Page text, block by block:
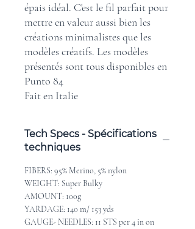
épais idéal. C'est le fil parfait pour
mettre en valeur aussi bien les
créations minimalistes que les
modèles créatifs. Les modèles
présentés sont tous disponibles en
Punto 84
Fait en Italie
Tech Specs - Spécifications
techniques
FIBERS: 95% Merino, 5% nylon
WEIGHT: Super Bulky
AMOUNT: 100g
YARDAGE: 140 m/ 153 yds
GAUGE- NEEDLES: 11 STS per 4 in on